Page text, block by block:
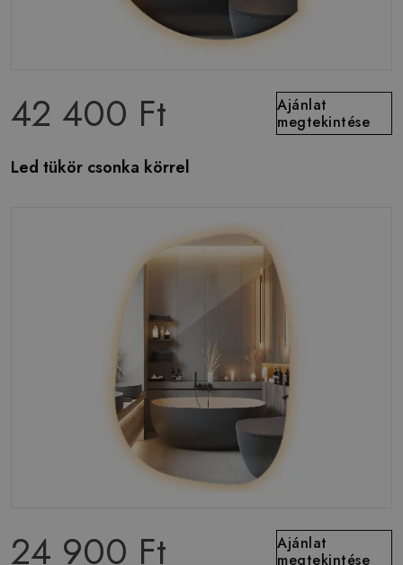
42 400 Ft
Ajánlat
megtekintése
Led tükör csonka körrel
24 900 Ft
Ajánlat
megtekintése